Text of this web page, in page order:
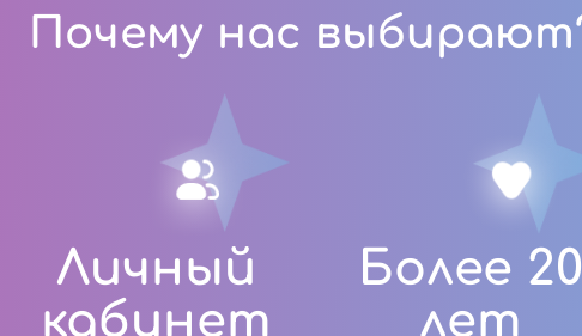
Почему нас
Личный
кабинет
Более
лет